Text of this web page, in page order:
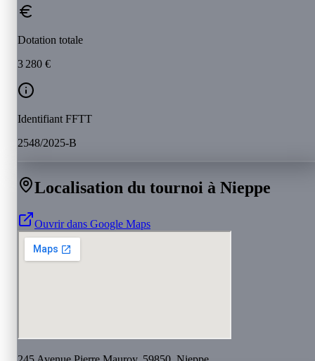
Dotation totale
3 280 €
Identifiant FFTT
2548/2025-B
Localisation du tournoi à Nieppe
Ouvrir dans Google Maps